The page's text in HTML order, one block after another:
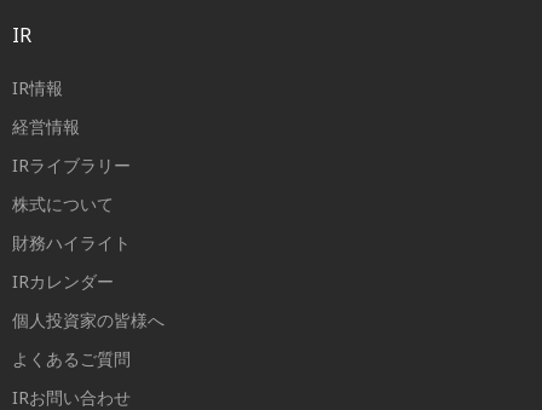
IR
IR情報
経営情報
IRライブラリー
株式について
財務ハイライト
IRカレンダー
個人投資家の皆様へ
よくあるご質問
IRお問い合わせ